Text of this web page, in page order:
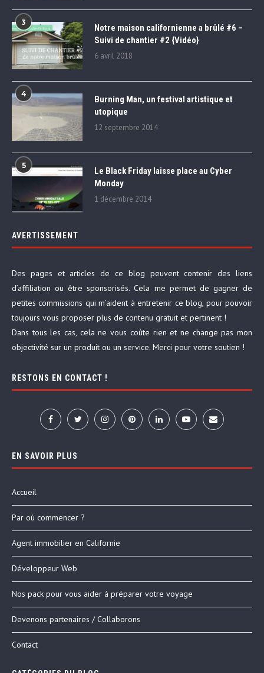
3
Notre maison californienne a brûlé #6 –
Suivi de chantier #2 {Vidéo}
6 avril 2018
4
Burning Man, un festival artistique et
utopique
12 septembre 2014
5
Le Black Friday laisse place au Cyber
Monday
1 décembre 2014
AVERTISSEMENT
Des pages et articles de ce blog peuvent contenir des liens
d’affiliation ou être sponsorisés. Cela me permet de gagner de
petites commissions qui m’aident à entretenir ce blog, pour pouvoir
toujours vous proposer plus de contenu gratuit et pertinent !
Dans tous les cas, cela ne vous coûte rien et ne change pas mon
objectivité sur un produit ou un service. Merci pour votre soutien !
RESTONS EN CONTACT !
EN SAVOIR PLUS
Accueil
Par où commencer ?
Agent immobilier en Californie
Développeur Web
Nos pack pour vous aider à préparer votre voyage
Devenons partenaires / Collaborons
Contact